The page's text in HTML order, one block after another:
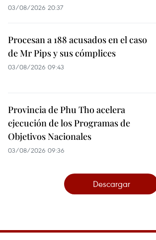
03/08/2026 20:37
Procesan a 188 acusados en el caso
de Mr Pips y sus cómplices
03/08/2026 09:43
Provincia de Phu Tho acelera
ejecución de los Programas de
Objetivos Nacionales
03/08/2026 09:36
Descargar